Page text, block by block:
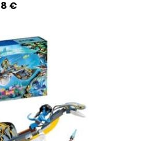
€Aktueller